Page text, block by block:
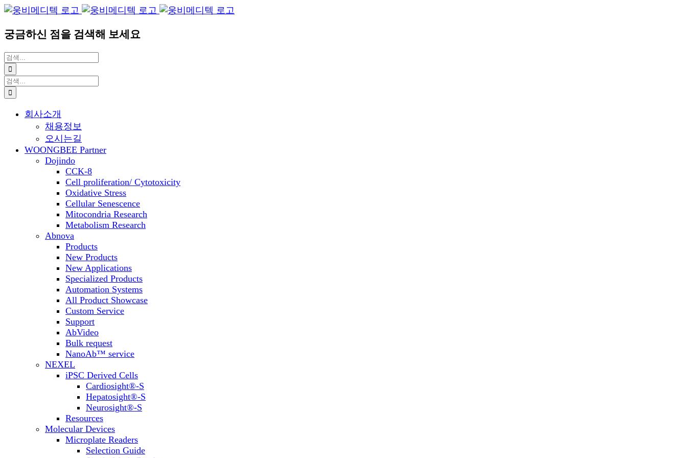
콘
츠
건
너
뛰
기
Blogger
YouTube
Facebook
이
일
궁금하신 점을 검색해 보세요
검
색:
검
색:
회사소개
채용정보
오시는길
WOONGBEE Partner
Dojindo
CCK-8
Cell proliferation/ Cytotoxicity
Oxidative Stress
Cellular Senescence
Mitocondria Research
Metabolism Research
Abnova
Products
New Products
New Applications
Specialized Products
Automation Systems
All Product Showcase
Custom Service
Support
AbVideo
Bulk request
NanoAb™ service
NEXEL
iPSC Derived Cells
Cardiosight®-S
Hepatosight®-S
Neurosight®-S
Resources
Molecular Devices
Microplate Readers
Selection Guide